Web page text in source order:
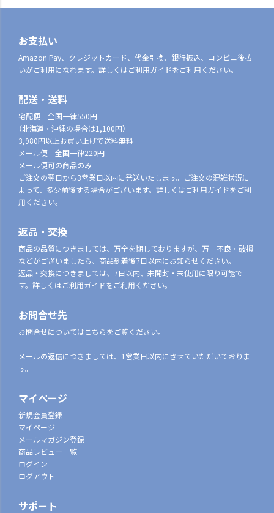
お支払い
Amazon Pay、クレジットカード、代金引換、銀行振込、コンビニ後払
いがご利用になれます。詳しくはご利用ガイドをご利用ください。
配送・送料
宅配便 全国一律550円
（北海道・沖縄の場合は1,100円）
3,980円以上お買い上げで送料無料
メール便 全国一律220円
メール便可の商品のみ
ご注文の翌日から3営業日以内に発送いたします。ご注文の混雑状況に
よって、多少前後する場合がございます。詳しくはご利用ガイドをご利
用ください。
返品・交換
商品の品質につきましては、万全を期しておりますが、万一不良・破損
などがございましたら、商品到着後7日以内にお知らせください。
返品・交換につきましては、7日以内、未開封・未使用に限り可能で
す。詳しくはご利用ガイドをご利用ください。
お問合せ先
お問合せについてはこちらをご覧ください。
メールの返信につきましては、1営業日以内にさせていただいておりま
す。
マイページ
新規会員登録
マイページ
メールマガジン登録
商品レビュー一覧
ログイン
ログアウト
サポート